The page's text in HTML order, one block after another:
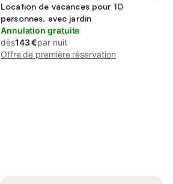
de Séville
Location de vacances pour 10
personnes, avec jardin
Annulation gratuite
dès143 €par nuit
Offre de première réservation